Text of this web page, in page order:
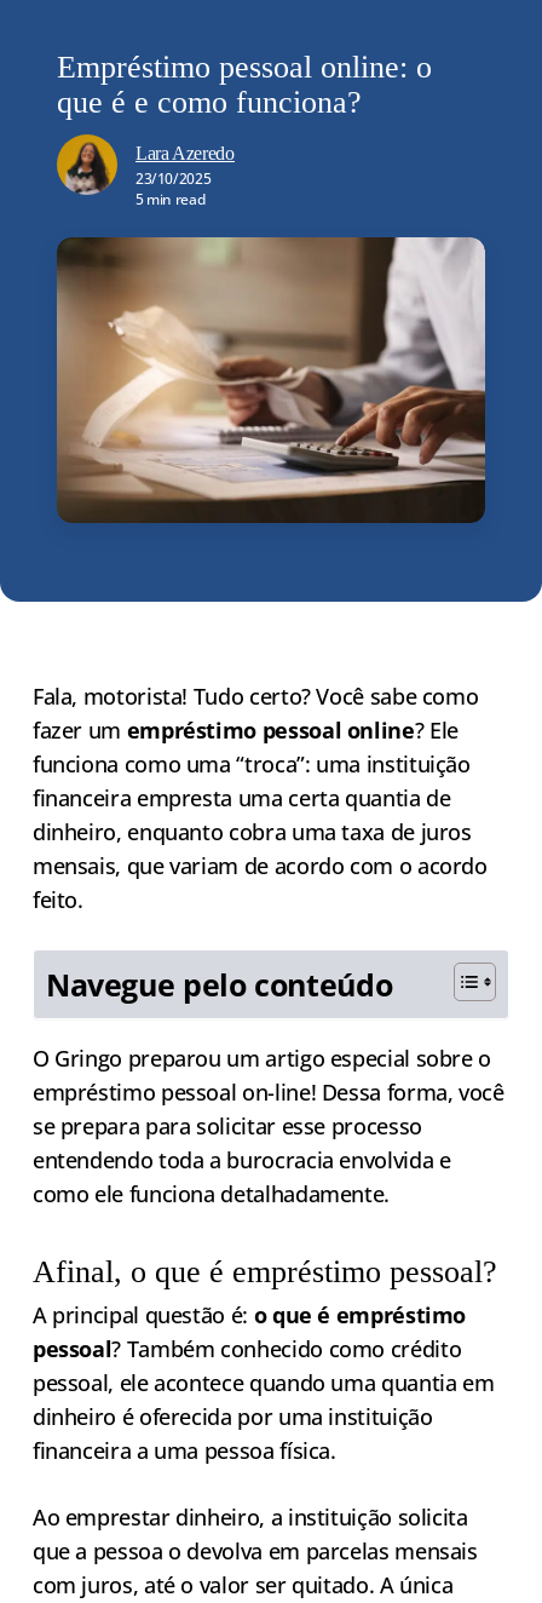
Empréstimo pessoal online: o
que é e como funciona?
Lara Azeredo
23/10/2025
5 min read
Fala, motorista! Tudo certo? Você sabe como
fazer um empréstimo pessoal online? Ele
funciona como uma “troca”: uma instituição
financeira empresta uma certa quantia de
dinheiro, enquanto cobra uma taxa de juros
mensais, que variam de acordo com o acordo
feito.
Navegue pelo conteúdo
O Gringo preparou um artigo especial sobre o
empréstimo pessoal on-line! Dessa forma, você
se prepara para solicitar esse processo
entendendo toda a burocracia envolvida e
como ele funciona detalhadamente.
Afinal, o que é empréstimo pessoal?
A principal questão é: o que é empréstimo
pessoal? Também conhecido como crédito
pessoal, ele acontece quando uma quantia em
dinheiro é oferecida por uma instituição
financeira a uma pessoa física.
Ao emprestar dinheiro, a instituição solicita
que a pessoa o devolva em parcelas mensais
com juros, até o valor ser quitado. A única